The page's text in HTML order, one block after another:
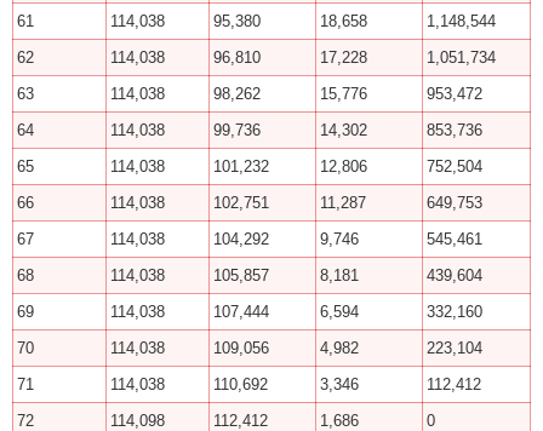
61
114,038 95,380 18,658
1,148,544
62
114,038 96,810 17,228
1,051,734
63
114,038 98,262 15,776
953,472
64
114,038 99,736 14,302
853,736
65
114,038 101,232 12,806
752,504
66
114,038 102,751 11,287
649,753
67
114,038 104,292 9,746
545,461
68
114,038 105,857 8,181
439,604
69
114,038 107,444 6,594
332,160
70
114,038 109,056 4,982
223,104
71
114,038 110,692 3,346
112,412
72
114,098 112,412 1,686 0